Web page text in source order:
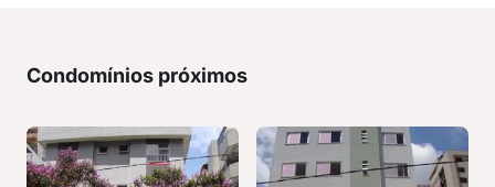
Condomínios próximos